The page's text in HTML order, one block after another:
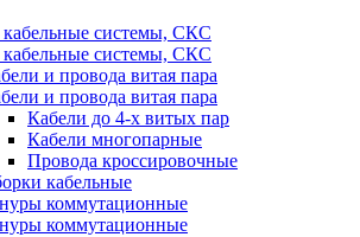
системы, СКС
системы, СКС
и провода витая пара
и провода витая пара
Кабели до 4-х витых пар
Кабели многопарные
Провода кроссировочные
кабельные
коммутационные
коммутационные